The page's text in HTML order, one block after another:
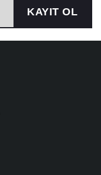
KAYIT OL